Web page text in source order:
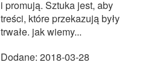
i promują. Sztuka jest, aby
treści, które przekazują były
trwałe. jak wiemy...
Dodane: 2018-03-28